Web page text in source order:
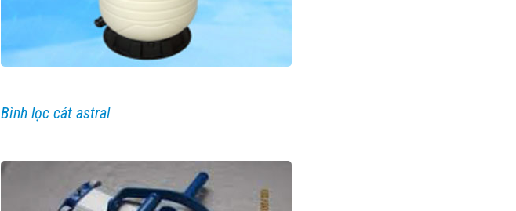
Bình lọc cát astral